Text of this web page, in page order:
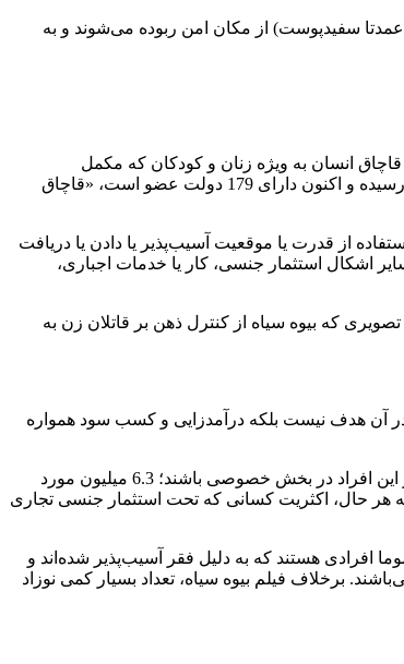
سفیدپوست) از مکان امن ربوده می‌شوند و به
انسان به ویژه زنان و کودکان که مکمل
کنوانسیون سازمان ملل متحد علیه جرایم سازمان یافته فراملی(“پروتکل پالرمو”) است و در سال 2000 از سوی مجمع عمومی سازمان ملل به تصویب رسیده و اکنون دارای 179 دولت عضو است، «قاچاق
از قدرت یا موقعیت آسیب‌پذیر یا دادن یا دریافت
اشکال استثمار جنسی، کار یا خدمات اجباری،
که بیوه سیاه از کنترل ذهن بر قاتلان زن به
آن هدف نیست بلکه درآمدزایی و کسب سود همواره
بر اساس گزارش سازمان بین‌المللی کار، تقریبا 28 میلیون نفر در سال 2021 در شرایط کار اجباری زندگی می‌کردند. گمان می‌رود که 17.3 میلیون نفر از این افراد در بخش خصوصی باشند؛ 6.3 میلیون مورد
است. به هر حال، اکثریت کسانی که تحت استثمار جنسی تجاری
افرادی هستند که به دلیل فقر آسیب‌پذیر شده‌اند و
برخلاف فیلم بیوه سیاه، تعداد بسیار کمی نوزاد